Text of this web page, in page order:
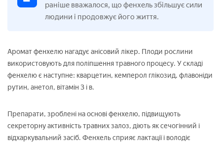
раніше вважалося, що фенхель збільшує сили
людини і продовжує його життя.
Аромат фенхелю нагадує анісовий лікер. Плоди рослини
використовують для поліпшення травного процесу. У складі
фенхелю є наступне: кварцетин, кемперол глікозид, флавоніди
рутин, анетол, вітамін З і в.
Препарати, зроблені на основі фенхелю, підвищують
секреторну активність травних залоз, діють як сечогінний і
відхаркувальний засіб. Фенхель сприяє лактації і володіє